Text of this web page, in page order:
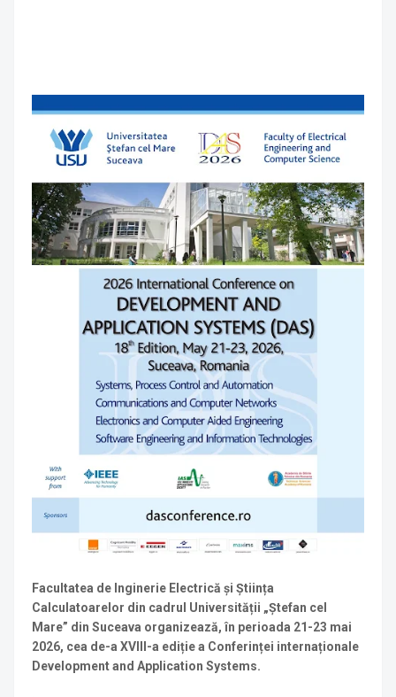
Facultatea de Inginerie Electrică și Știința
Calculatoarelor din cadrul Universității „Ștefan cel
Mare” din Suceava organizează, în perioada 21-23 mai
2026, cea de-a XVIII-a ediție a Conferinței internaționale
Development and Application Systems.